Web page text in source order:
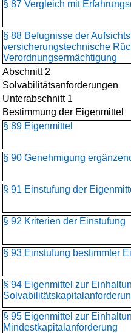
§ 87 Vergleich mit
§ 88 Befugnisse der
versicherungstechnische
Verordnungsermächtigung
Abschnitt 2
Solvabilitätsanforderungen
Unterabschnitt 1
Bestimmung der Eigenmittel
§ 89 Eigenmittel
§ 90 Genehmigung
§ 91 Einstufung der
§ 92 Kriterien der Einstufung
§ 93 Einstufung bestimmter
§ 94 Eigenmittel zur
§ 95 Eigenmittel zur
Mindestkapitalanforderung